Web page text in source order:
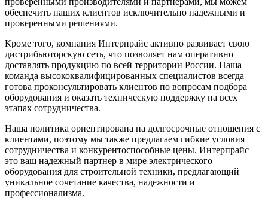
обеспечить наших клиентов исключительно надежными и
проверенными решениями.
Кроме того, компания Интерпрайс активно развивает свою
дистрибьюторскую сеть, что позволяет нам оперативно
доставлять продукцию по всей территории России. Наша
команда высококвалифицированных специалистов всегда
готова проконсультировать клиентов по вопросам подбора
оборудования и оказать техническую поддержку на всех
этапах сотрудничества.
Наша политика ориентирована на долгосрочные отношения с
клиентами, поэтому мы также предлагаем гибкие условия
сотрудничества и конкурентоспособные цены. Интерпрайс —
это ваш надежный партнер в мире электрического
оборудования для строительной техники, предлагающий
уникальное сочетание качества, надежности и
профессионализма.